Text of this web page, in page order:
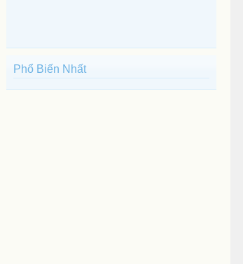
Phổ Biến Nhất